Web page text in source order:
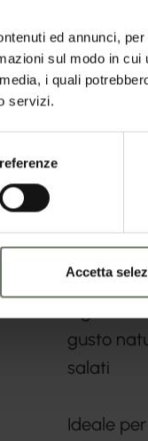
ed annunci,
sul modo in
i quali
servizi.
Accetta
La
schemi,
carattere
Ogni
gusto
salati
Ideale